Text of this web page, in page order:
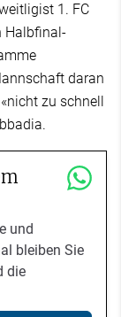
1. FC
Halbfinal-
daran
zu schnell
und
bleiben Sie
die